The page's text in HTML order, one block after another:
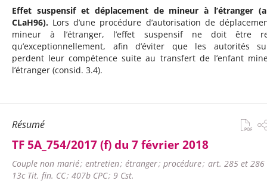
Effet suspensif et déplacement de mineur à l’étranger
CLaH96). Lors d’une procédure d’autorisation de
mineur à l’étranger, l’effet suspensif ne doit être
qu’exceptionnellement, afin d’éviter que les autorités
perdent leur compétence suite au transfert de l’enfant
l’étranger (consid. 3.4).
Résumé
TF 5A_754/2017 (f) du 7 février 2018
Couple non marié ; entretien ; étranger ; procédure ; art. 285 et
13c Tit. fin. CC ; 407b CPC ; 9 Cst.